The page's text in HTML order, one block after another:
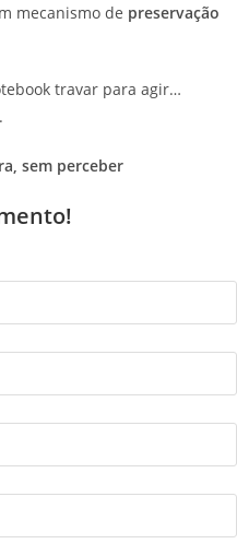
mecanismo de preservação
travar para agir…
sem perceber